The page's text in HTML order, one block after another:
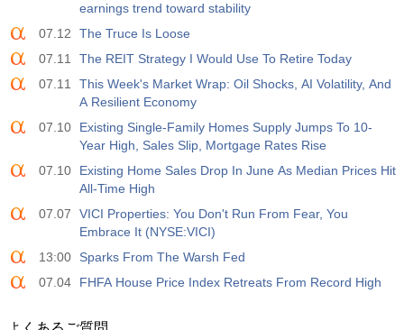
earnings trend toward stability
07.12
The Truce Is Loose
07.11
The REIT Strategy I Would Use To Retire Today
07.11
This Week's Market Wrap: Oil Shocks, AI Volatility, And
A Resilient Economy
07.10
Existing Single-Family Homes Supply Jumps To 10-
Year High, Sales Slip, Mortgage Rates Rise
07.10
Existing Home Sales Drop In June As Median Prices Hit
All-Time High
07.07
VICI Properties: You Don't Run From Fear, You
Embrace It (NYSE:VICI)
13:00
Sparks From The Warsh Fed
07.04
FHFA House Price Index Retreats From Record High